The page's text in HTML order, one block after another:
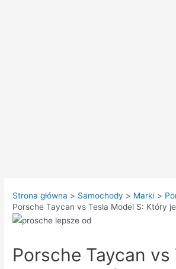
Strona główna Samochody Marki
Porsche Taycan vs Tesla Model S: Który
Porsche Taycan vs